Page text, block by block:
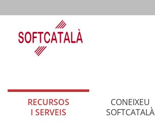
RECURSOS
I SERVEIS
CONEIXEU
SOFTCATALÀ